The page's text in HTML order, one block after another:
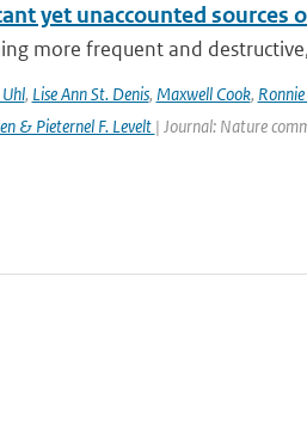
yet unaccounted sources
more frequent and
, Lise Ann St. Denis, Maxwell Cook,
& Pieternel F. Levelt | Journal: Nature